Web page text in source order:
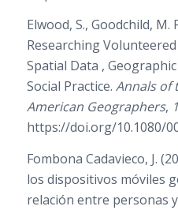
Elwood, S., Goodchild, M.
Researching
Spatial Data ,
Social Practice. Annals of
American Geographers,
https://doi.org/10.1080/
Fombona Cadavieco, J.
los dispositivos móviles
relación entre personas